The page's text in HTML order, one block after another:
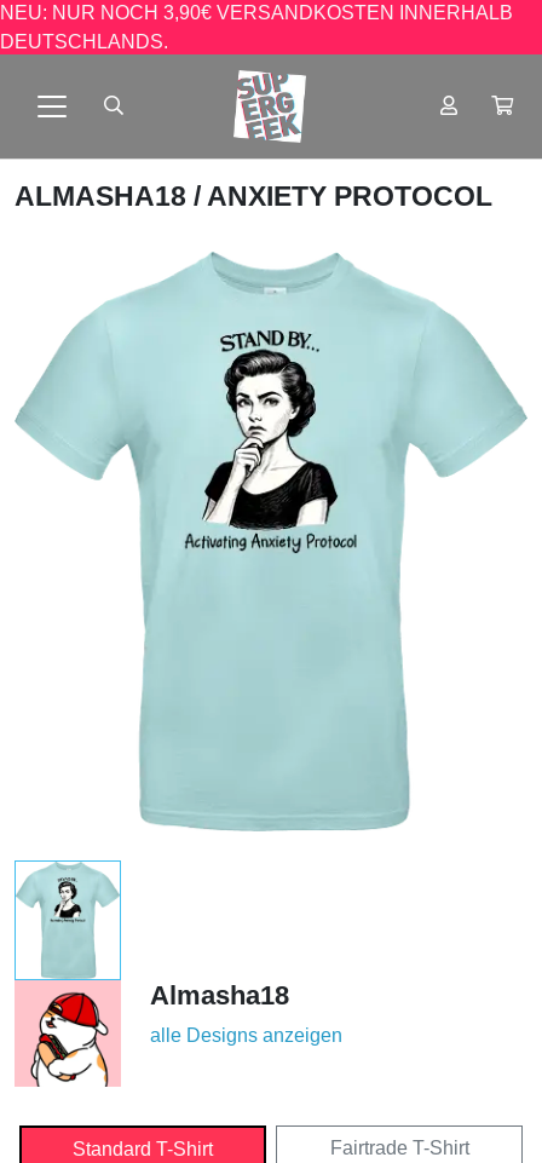
NEU: NUR NOCH 3,90€ VERSANDKOSTEN INNERHALB
DEUTSCHLANDS.
ALMASHA18 / ANXIETY PROTOCOL
Almasha18
alle Designs anzeigen
Standard T-Shirt Fairtrade T-Shirt